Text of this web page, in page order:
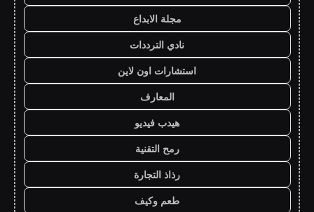
مجلة الابداع
نادي الترددات
استشارات اون لاين
المعارف
هيدب فيديو
رمح التقنية
رذاذ التجارة
طعم وكيف